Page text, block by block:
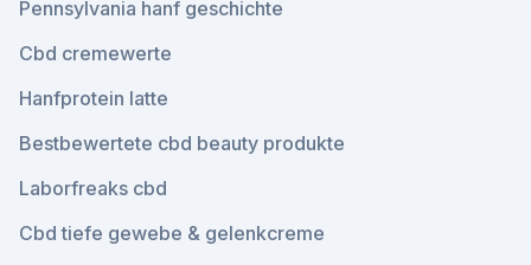
Pennsylvania hanf geschichte
Cbd cremewerte
Hanfprotein latte
Bestbewertete cbd beauty produkte
Laborfreaks cbd
Cbd tiefe gewebe & gelenkcreme